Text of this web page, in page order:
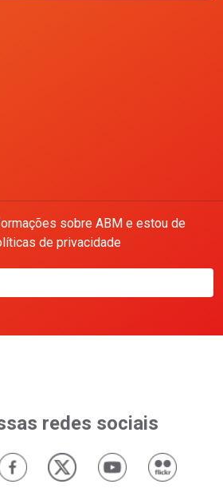
sobre ABM e estou de
de privacidade
redes sociais